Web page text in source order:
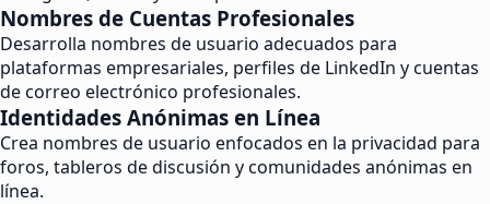
Nombres de Cuentas Profesionales
Desarrolla nombres de usuario adecuados para
plataformas empresariales, perfiles de LinkedIn y cuentas
de correo electrónico profesionales.
Identidades Anónimas en Línea
Crea nombres de usuario enfocados en la privacidad para
foros, tableros de discusión y comunidades anónimas en
línea.